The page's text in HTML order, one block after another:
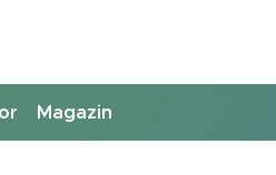
Magazin